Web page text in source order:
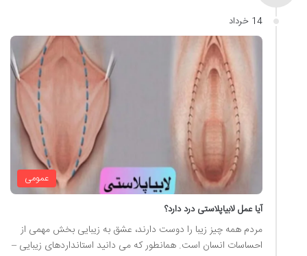
14 خرداد
عمومی
آیا عمل لابیاپلاستی درد دارد؟
مردم همه چیز زیبا را دوست دارند، عشق به زیبایی بخش مهمی از
احساسات انسان است. همانطور که می دانید استانداردهای زیبایی –